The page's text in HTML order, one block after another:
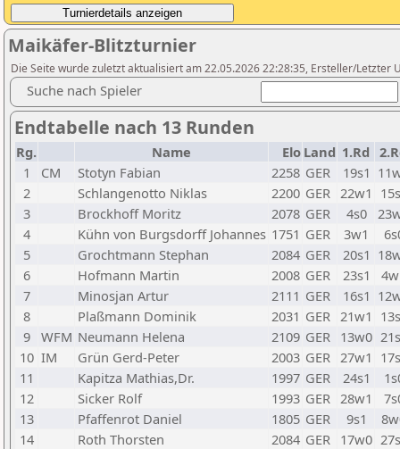
Maikäfer-Blitzturnier
Die Seite wurde zuletzt aktualisiert am 22.05.2026 22:28:35, Ersteller/Letzter
Suche nach Spieler
Endtabelle nach 13 Runden
Rg. Name Elo Land 1.Rd
1
CM Stotyn Fabian 2258 GER 19s1
2
Schlangenotto Niklas 2200 GER 22w1
3
Brockhoff Moritz 2078 GER 4s0
4
Kühn von Burgsdorff Johannes 1751 GER 3w1
5
Grochtmann Stephan 2084 GER 20s1
6
Hofmann Martin 2008 GER 23s1
7
Minosjan Artur 2111 GER 16s1
8
Plaßmann Dominik 2031 GER 21w1
9 WFM Neumann Helena 2109 GER 13w0
10 IM Grün Gerd-Peter 2003 GER 27w1
11
Kapitza Mathias,Dr. 1997 GER 24s1
12
Sicker Rolf 1993 GER 28w1
13
Pfaffenrot Daniel 1805 GER 9s1
14
Roth Thorsten 2084 GER 17w0